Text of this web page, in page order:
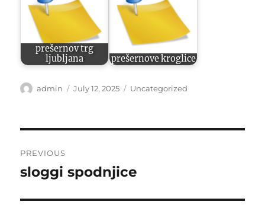
prešernov trg
ljubljana
prešernove kroglice
Author
admin
Posted
July 12, 2025 Categories
Uncategorized
navigation
PREVIOUS
Previous
sloggi spodnjice